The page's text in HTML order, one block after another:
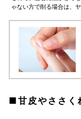
ゃない方で削る場合は、
■甘皮やささく